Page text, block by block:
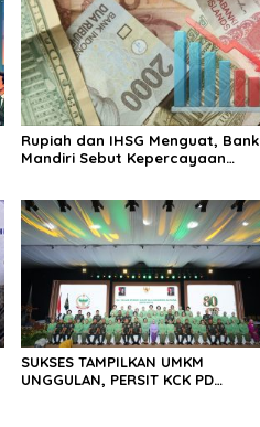
Rupiah dan IHSG Menguat, Bank
Mandiri Sebut Kepercayaan
SUKSES TAMPILKAN UMKM
UNGGULAN, PERSIT KCK PD